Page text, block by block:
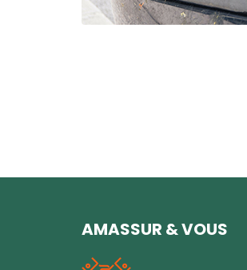
AMASSUR & VOUS